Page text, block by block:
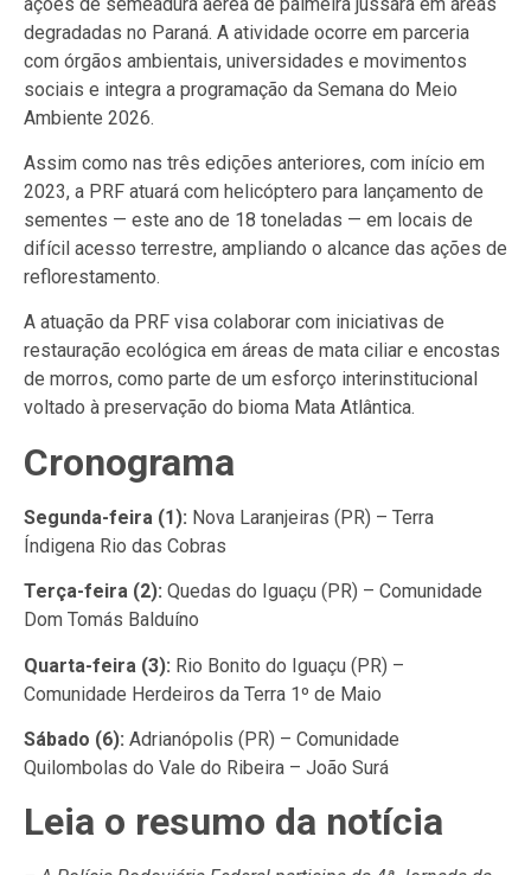
degradadas no Paraná. A atividade ocorre em parceria
com órgãos ambientais, universidades e movimentos
sociais e integra a programação da Semana do Meio
Ambiente 2026.
Assim como nas três edições anteriores, com início em
2023, a PRF atuará com helicóptero para lançamento de
sementes — este ano de 18 toneladas — em locais de
difícil acesso terrestre, ampliando o alcance das ações de
reflorestamento.
A atuação da PRF visa colaborar com iniciativas de
restauração ecológica em áreas de mata ciliar e encostas
de morros, como parte de um esforço interinstitucional
voltado à preservação do bioma Mata Atlântica.
Cronograma
Segunda-feira (1): Nova Laranjeiras (PR) – Terra
Índigena Rio das Cobras
Terça-feira (2): Quedas do Iguaçu (PR) – Comunidade
Dom Tomás Balduíno
Quarta-feira (3): Rio Bonito do Iguaçu (PR) –
Comunidade Herdeiros da Terra 1º de Maio
Sábado (6): Adrianópolis (PR) – Comunidade
Quilombolas do Vale do Ribeira – João Surá
Leia o resumo da notícia